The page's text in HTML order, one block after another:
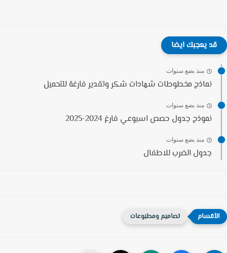
قد يعجبك ايضا
منذ بضع سنوات
نماذج مخطوطات شهادات شكر وتقدير فارغة للتحميل
منذ بضع سنوات
نموذج جدول حصص اسبوعي فارغ 2024-2025
منذ بضع سنوات
جدول الضرب للاطفال
تصاميم ومطبوعات